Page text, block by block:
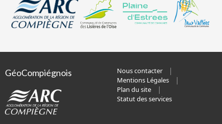
GéoCompiégnois
Nous contacter
Mentions Légales
Plan du site
Statut des services